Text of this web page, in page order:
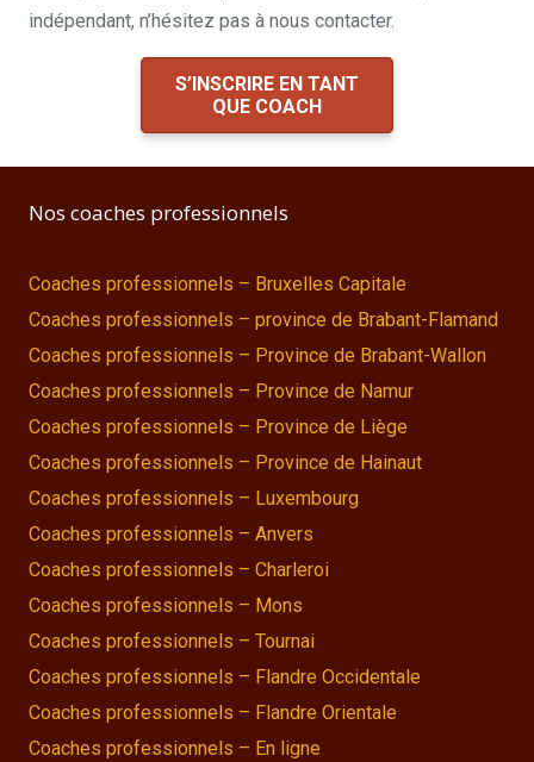
indépendant, n’hésitez pas à nous contacter.
S’INSCRIRE EN TANT
QUE COACH
Nos coaches professionnels
Coaches professionnels – Bruxelles Capitale
Coaches professionnels – province de Brabant-Flamand
Coaches professionnels – Province de Brabant-Wallon
Coaches professionnels – Province de Namur
Coaches professionnels – Province de Liège
Coaches professionnels – Province de Hainaut
Coaches professionnels – Luxembourg
Coaches professionnels – Anvers
Coaches professionnels – Charleroi
Coaches professionnels – Mons
Coaches professionnels – Tournai
Coaches professionnels – Flandre Occidentale
Coaches professionnels – Flandre Orientale
Coaches professionnels – En ligne